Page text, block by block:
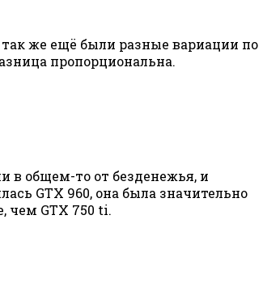
так же ещё были разные вариации по
пропорциональна.
в общем-то от безденежья, и
GTX 960, она была значительно
чем GTX 750 ti.